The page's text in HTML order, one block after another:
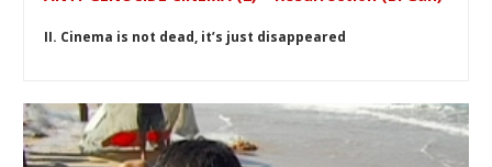
II. Cinema is not dead, it’s just disappeared